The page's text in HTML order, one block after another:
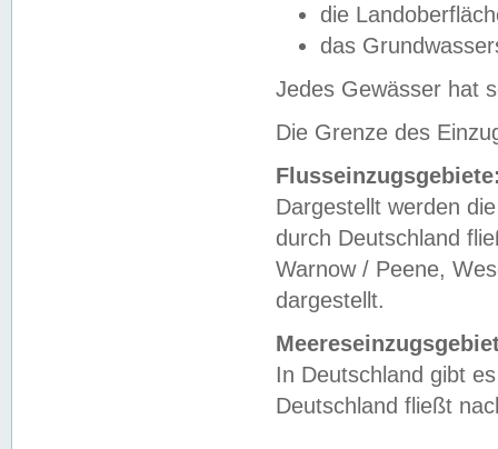
die
das
Jedes Gewässer hat
Die Grenze des
Dargestellt werden
durch Deutschland
Warnow / Peene,
dargestellt.
In Deutschland gibt
Deutschland fließt